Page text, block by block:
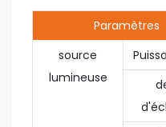
Paramètres
source
lumineuse